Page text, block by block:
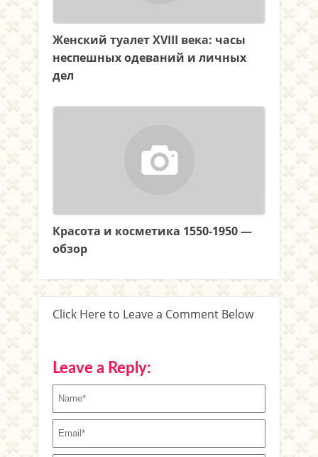
Женский туалет XVIII века: часы
неспешных одеваний и личных
дел
Красота и косметика 1550-1950 —
обзор
Click Here to Leave a Comment Below
Leave a Reply: